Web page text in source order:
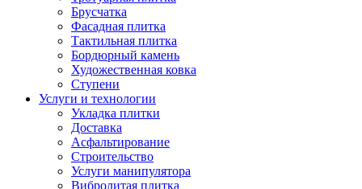
Брусчатка
Фасадная плитка
Тактильная плитка
Бордюрный камень
Художественная ковка
Ступени
Услуги и технологии
Укладка плитки
Доставка
Асфальтирование
Строительство
Услуги манипулятора
Вибролитая плитка